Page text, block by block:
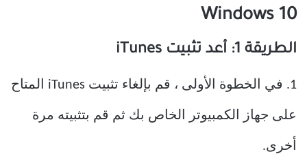
Windows 10
الطريقة 1: أعد تثبيت iTunes
1. في الخطوة الأولى ، قم بإلغاء تثبيت iTunes المتاح
على جهاز الكمبيوتر الخاص بك ثم قم بتثبيته مرة
أخرى.